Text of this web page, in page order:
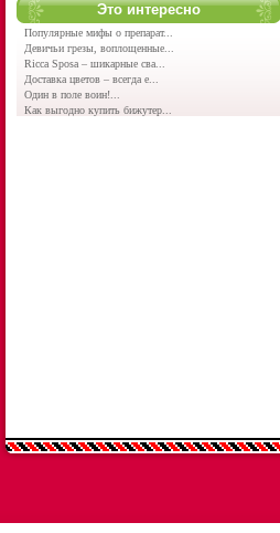
Это интересно
Популярные мифы о препарат...
Девичьи грезы, воплощенные...
Ricca Sposa – шикарные сва...
Доставка цветов – всегда е...
Один в поле воин!...
Как выгодно купить бижутер...